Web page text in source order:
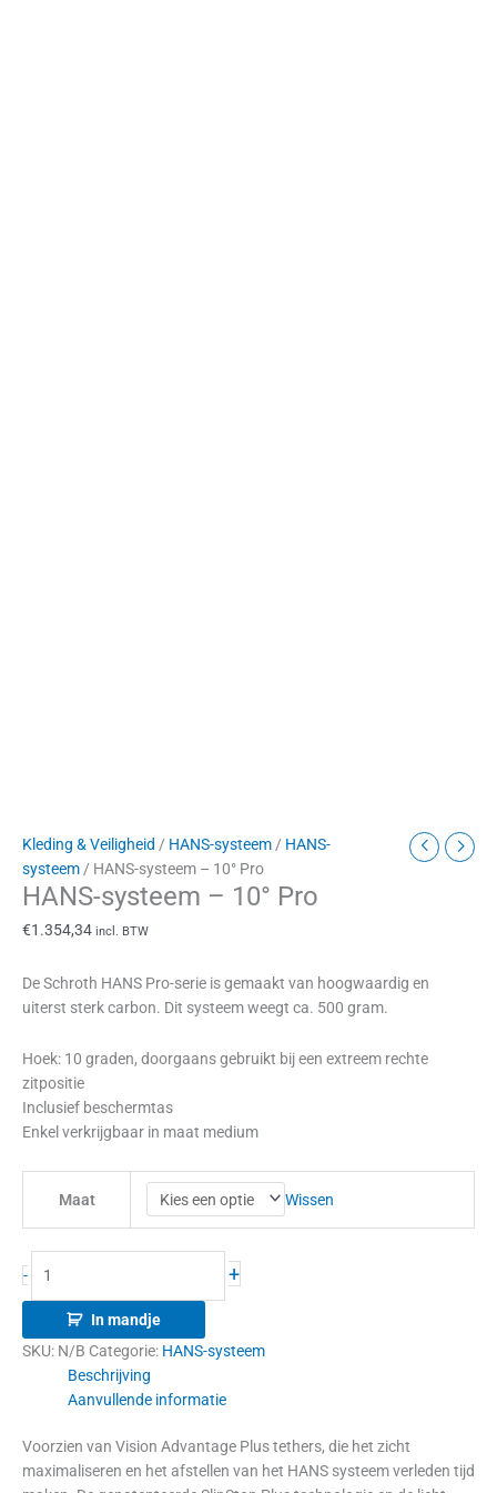
Kleding & Veiligheid / HANS-systeem / HANS-
systeem / HANS-systeem – 10° Pro
HANS-systeem – 10° Pro
€1.354,34 incl. BTW
De Schroth HANS Pro-serie is gemaakt van hoogwaardig en
uiterst sterk carbon. Dit systeem weegt ca. 500 gram.
Hoek: 10 graden, doorgaans gebruikt bij een extreem rechte
zitpositie
Inclusief beschermtas
Enkel verkrijgbaar in maat medium
Maat Wissen
- +
In mandje
SKU: N/B Categorie: HANS-systeem
Beschrijving
Aanvullende informatie
Voorzien van Vision Advantage Plus tethers, die het zicht
maximaliseren en het afstellen van het HANS systeem verleden tijd